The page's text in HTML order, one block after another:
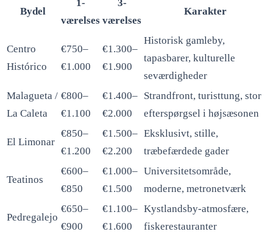
Bydel
1-
værelses
3-
værelses
Karakter
Centro
Histórico
€750–
€1.000
€1.300–
€1.900
Historisk gamleby,
tapasbarer, kulturelle
seværdigheder
Malagueta /
La Caleta
€800–
€1.100
€1.400–
€2.000
Strandfront, turisttung, stor
efterspørgsel i højsæsonen
El Limonar
€850–
€1.200
€1.500–
€2.200
Eksklusivt, stille,
træbefærdede gader
Teatinos
€600–
€850
€1.000–
€1.500
Universitetsområde,
moderne, metronetværk
Pedregalejo
€650–
€900
€1.100–
€1.600
Kystlandsby-atmosfære,
fiskerestauranter